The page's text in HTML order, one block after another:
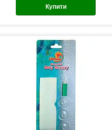
Купити